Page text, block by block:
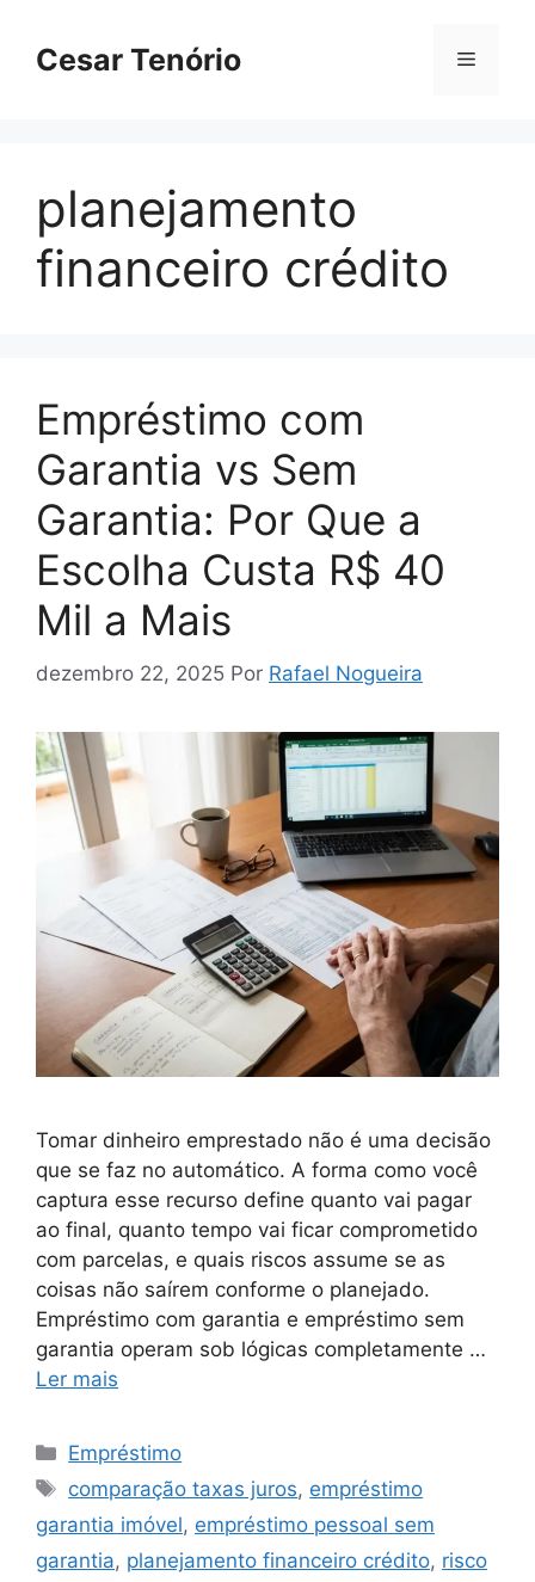
Cesar Tenório Menu
planejamento
financeiro crédito
Empréstimo com
Garantia vs Sem
Garantia: Por Que a
Escolha Custa R$ 40
Mil a Mais
dezembro 22, 2025 Por Rafael Nogueira
Tomar dinheiro emprestado não é uma decisão
que se faz no automático. A forma como você
captura esse recurso define quanto vai pagar
ao final, quanto tempo vai ficar comprometido
com parcelas, e quais riscos assume se as
coisas não saírem conforme o planejado.
Empréstimo com garantia e empréstimo sem
garantia operam sob lógicas completamente …
Ler mais
Categorias
Empréstimo
Tags
comparação taxas juros, empréstimo
garantia imóvel, empréstimo pessoal sem
garantia, planejamento financeiro crédito, risco